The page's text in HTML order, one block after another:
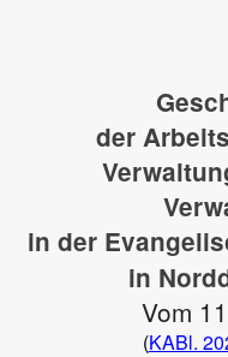
der
in der
in
Vom
(KABl.